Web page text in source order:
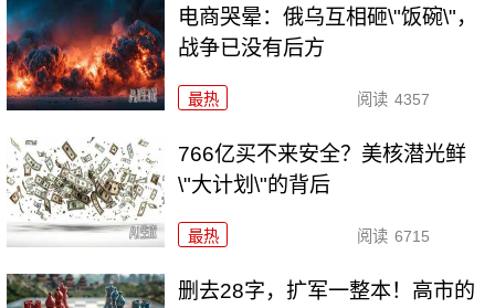
电商哭晕：俄乌互相砸\"饭碗\"，
战争已没有后方
最热 阅读 4357
766亿买不来安全？美核潜光鲜
\"大计划\"的背后
最热 阅读 6715
删去28字，扩军一整本！高市的